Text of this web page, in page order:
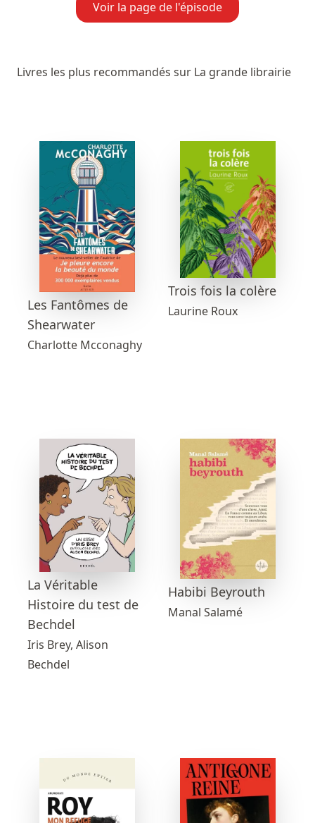
Voir la page de l'épisode
Livres les plus recommandés sur La grande librairie
Les Fantômes de
Shearwater
Charlotte Mcconaghy
Trois fois la colère
Laurine Roux
La Véritable
Histoire du test de
Bechdel
Iris Brey, Alison
Bechdel
Habibi Beyrouth
Manal Salamé